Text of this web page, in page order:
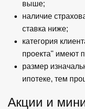
выше;
наличие
ставка ниже;
категория
проекта" имеют
размер
ипотеке, тем
Акции и